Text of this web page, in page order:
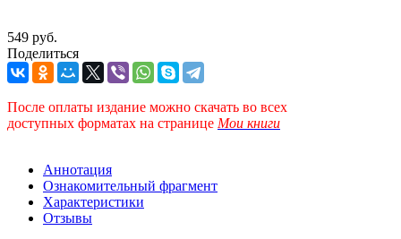
549 руб.
Поделиться
После оплаты издание можно скачать во всех
доступных форматах на странице Мои книги
Аннотация
Ознакомительный фрагмент
Характеристики
Отзывы